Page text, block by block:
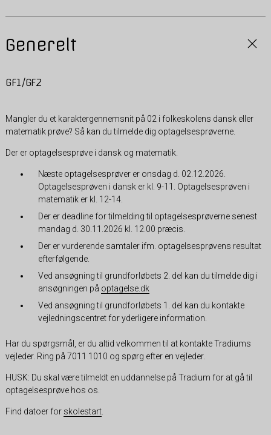
Generelt
GF1/GF2
Mangler du et karaktergennemsnit på 02 i folkeskolens dansk eller
matematik prøve? Så kan du tilmelde dig optagelsesprøverne.
Der er optagelsesprøve i dansk og matematik.
Næste optagelsesprøver er onsdag d. 02.12.2026.
Optagelsesprøven i dansk er kl. 9-11. Optagelsesprøven i
matematik er kl. 12-14.
Der er deadline for tilmelding til optagelsesprøverne senest
mandag d. 30.11.2026 kl. 12.00 præcis.
Der er vurderende samtaler ifm. optagelsesprøvens resultat
efterfølgende.
Ved ansøgning til grundforløbets 2. del kan du tilmelde dig i
ansøgningen på optagelse.dk
Ved ansøgning til grundforløbets 1. del kan du kontakte
vejledningscentret for yderligere information.
Har du spørgsmål, er du altid velkommen til at kontakte Tradiums
vejleder. Ring på 7011 1010 og spørg efter en vejleder.
HUSK: Du skal være tilmeldt en uddannelse på Tradium for at gå til
optagelsesprøve hos os.
Find datoer for skolestart.